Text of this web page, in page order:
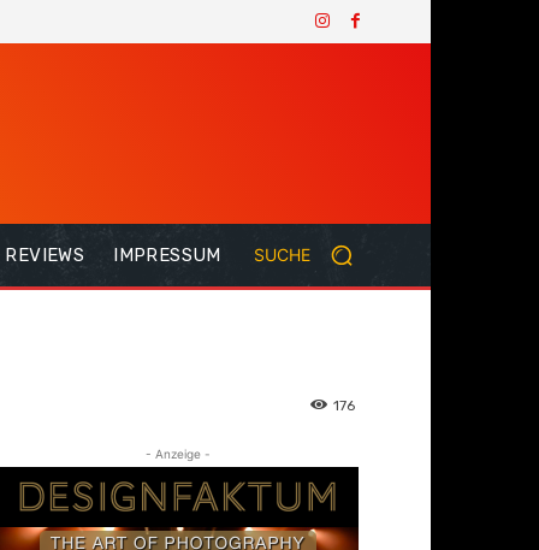
REVIEWS IMPRESSUM SUCHE
176
- Anzeige -